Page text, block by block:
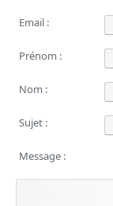
Email :
Prénom :
Nom :
Sujet :
Message :